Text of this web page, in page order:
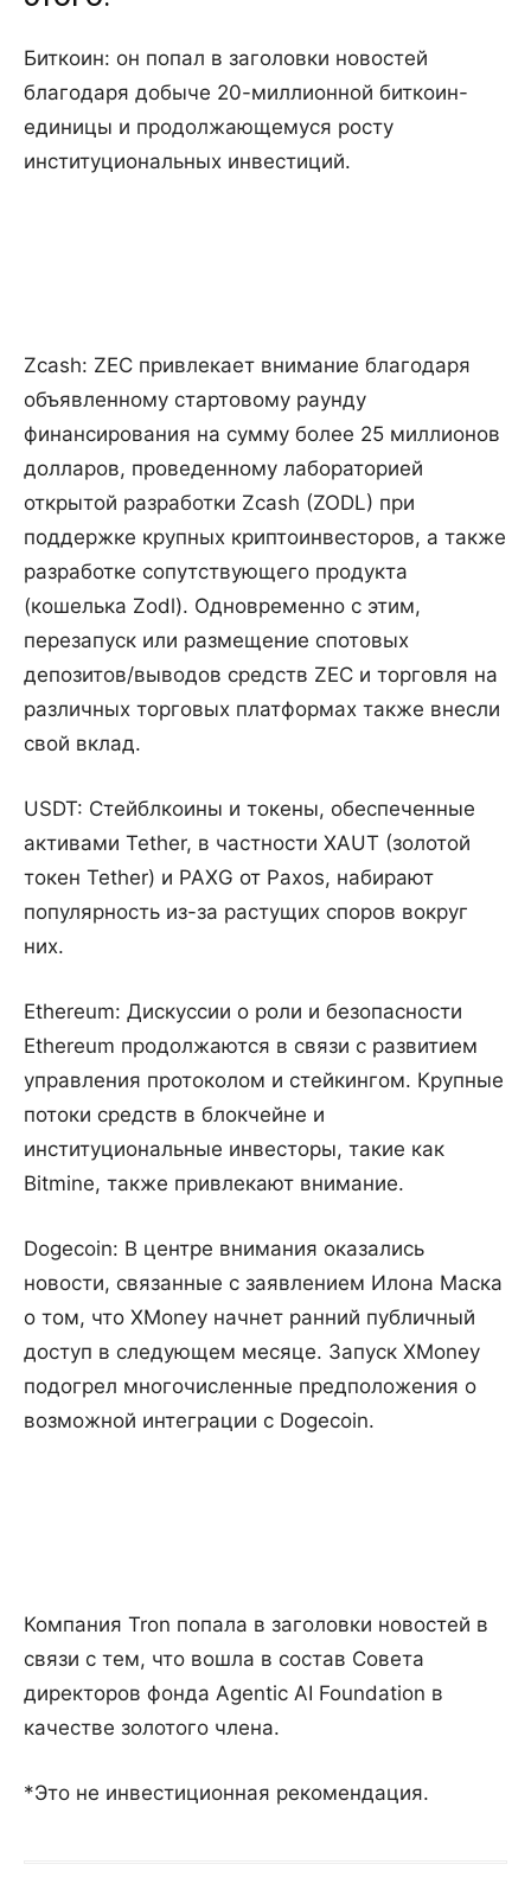
Биткоин: он попал в заголовки новостей
благодаря добыче 20-миллионной биткоин-
единицы и продолжающемуся росту
институциональных инвестиций.
Zcash: ZEC привлекает внимание благодаря
объявленному стартовому раунду
финансирования на сумму более 25 миллионов
долларов, проведенному лабораторией
открытой разработки Zcash (ZODL) при
поддержке крупных криптоинвесторов, а также
разработке сопутствующего продукта
(кошелька Zodl). Одновременно с этим,
перезапуск или размещение спотовых
депозитов/выводов средств ZEC и торговля на
различных торговых платформах также внесли
свой вклад.
USDT: Стейблкоины и токены, обеспеченные
активами Tether, в частности XAUT (золотой
токен Tether) и PAXG от Paxos, набирают
популярность из-за растущих споров вокруг
них.
Ethereum: Дискуссии о роли и безопасности
Ethereum продолжаются в связи с развитием
управления протоколом и стейкингом. Крупные
потоки средств в блокчейне и
институциональные инвесторы, такие как
Bitmine, также привлекают внимание.
Dogecoin: В центре внимания оказались
новости, связанные с заявлением Илона Маска
о том, что XMoney начнет ранний публичный
доступ в следующем месяце. Запуск XMoney
подогрел многочисленные предположения о
возможной интеграции с Dogecoin.
Компания Tron попала в заголовки новостей в
связи с тем, что вошла в состав Совета
директоров фонда Agentic AI Foundation в
качестве золотого члена.
*Это не инвестиционная рекомендация.